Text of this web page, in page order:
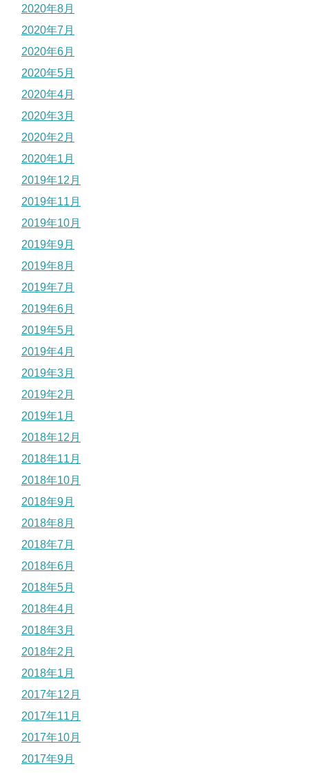
2020年8月
2020年7月
2020年6月
2020年5月
2020年4月
2020年3月
2020年2月
2020年1月
2019年12月
2019年11月
2019年10月
2019年9月
2019年8月
2019年7月
2019年6月
2019年5月
2019年4月
2019年3月
2019年2月
2019年1月
2018年12月
2018年11月
2018年10月
2018年9月
2018年8月
2018年7月
2018年6月
2018年5月
2018年4月
2018年3月
2018年2月
2018年1月
2017年12月
2017年11月
2017年10月
2017年9月